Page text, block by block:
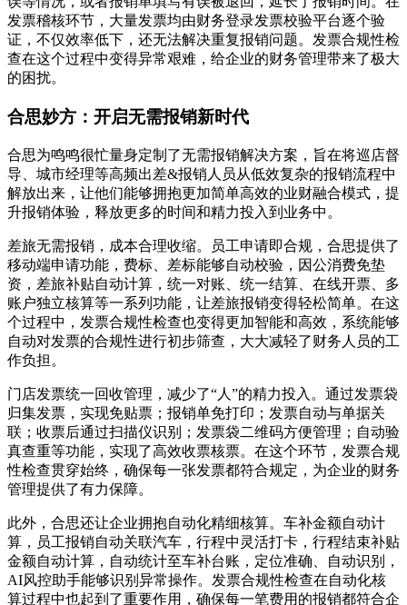
发票稽核环节，大量发票均由财务登录发票校验平台逐个验
证，不仅效率低下，还无法解决重复报销问题。发票合规性检
查在这个过程中变得异常艰难，给企业的财务管理带来了极大
的困扰。
合思妙方：开启无需报销新时代
合思为鸣鸣很忙量身定制了无需报销解决方案，旨在将巡店督
导、城市经理等高频出差&报销人员从低效复杂的报销流程中
解放出来，让他们能够拥抱更加简单高效的业财融合模式，提
升报销体验，释放更多的时间和精力投入到业务中。
差旅无需报销，成本合理收缩。员工申请即合规，合思提供了
移动端申请功能，费标、差标能够自动校验，因公消费免垫
资，差旅补贴自动计算，统一对账、统一结算、在线开票、多
账户独立核算等一系列功能，让差旅报销变得轻松简单。在这
个过程中，发票合规性检查也变得更加智能和高效，系统能够
自动对发票的合规性进行初步筛查，大大减轻了财务人员的工
作负担。
门店发票统一回收管理，减少了“人”的精力投入。通过发票袋
归集发票，实现免贴票；报销单免打印；发票自动与单据关
联；收票后通过扫描仪识别；发票袋二维码方便管理；自动验
真查重等功能，实现了高效收票核票。在这个环节，发票合规
性检查贯穿始终，确保每一张发票都符合规定，为企业的财务
管理提供了有力保障。
此外，合思还让企业拥抱自动化精细核算。车补金额自动计
算，员工报销自动关联汽车，行程中灵活打卡，行程结束补贴
金额自动计算，自动统计至车补台账，定位准确、自动识别，
AI风控助手能够识别异常操作。发票合规性检查在自动化核
算过程中也起到了重要作用，确保每一笔费用的报销都符合企